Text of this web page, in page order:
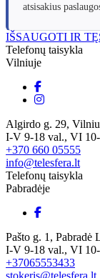
atsisakius
IŠSAUGOTI IR
Telefonų taisykla
Vilniuje
Algirdo g. 29,
I-V 9-18 val., VI
+370 660 05555
info@telesfera.lt
Telefonų taisykla
Pabradėje
Pašto g. 1, Pabradė
I-V 9-18 val., VI
+37065553433
stokeris@telesfera.lt